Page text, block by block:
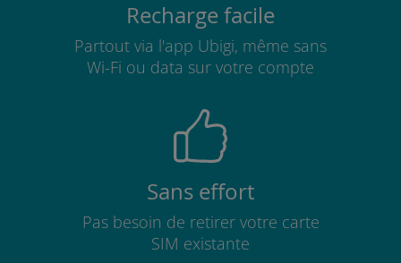
Recharge facile
Partout via l'app Ubigi, même sans
Wi-Fi ou data sur votre compte
Sans effort
Pas besoin de retirer votre carte
SIM existante